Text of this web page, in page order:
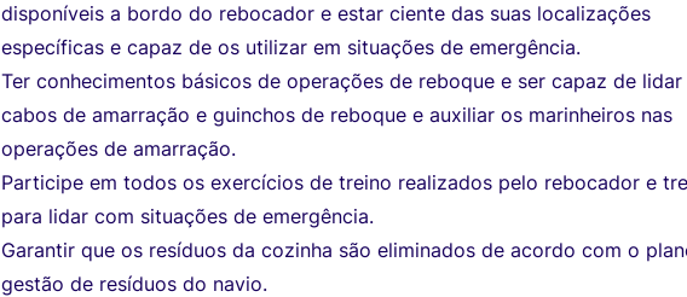
disponíveis a bordo do rebocador e estar ciente das suas localizações
específicas e capaz de os utilizar em situações de emergência.
Ter conhecimentos básicos de operações de reboque e ser capaz de
cabos de amarração e guinchos de reboque e auxiliar os marinheiros nas
operações de amarração.
Participe em todos os exercícios de treino realizados pelo rebocador e
para lidar com situações de emergência.
Garantir que os resíduos da cozinha são eliminados de acordo com o
gestão de resíduos do navio.